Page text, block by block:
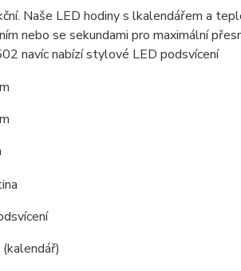
Naše LED hodiny s lkalendářem a
nebo se sekundami pro maximální
navíc nabízí stylové LED podsvícení